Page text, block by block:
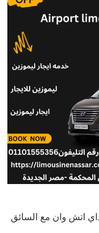
اتش وان مع السائق